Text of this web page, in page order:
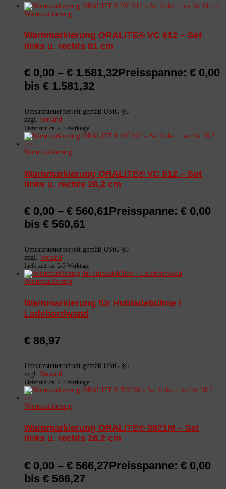
Warnmarkierung
Warnmarkierung ORALITE® VC 612 – Set
links u. rechts 61 cm
€ 0,00 – € 1.581,32Preisspanne: € 0,00
bis € 1.581,32
Umsatzsteuerbefreit gemäß UStG §6
zzgl. Versand
Lieferzeit: ca. 2-3 Werktage
Warnmarkierung
Warnmarkierung ORALITE® VC 612 – Set
links u. rechts 28,2 cm
€ 0,00 – € 560,61Preisspanne: € 0,00
bis € 560,61
Umsatzsteuerbefreit gemäß UStG §6
zzgl. Versand
Lieferzeit: ca. 2-3 Werktage
Warnmarkierung
Warnmarkierung für Hubladebühne /
Ladebordwand
€ 86,97
Umsatzsteuerbefreit gemäß UStG §6
zzgl. Versand
Lieferzeit: ca. 2-3 Werktage
Warnmarkierung
Warnmarkierung ORALITE® 5921M – Set
links u. rechts 28,2 cm
€ 0,00 – € 566,27Preisspanne: € 0,00
bis € 566,27